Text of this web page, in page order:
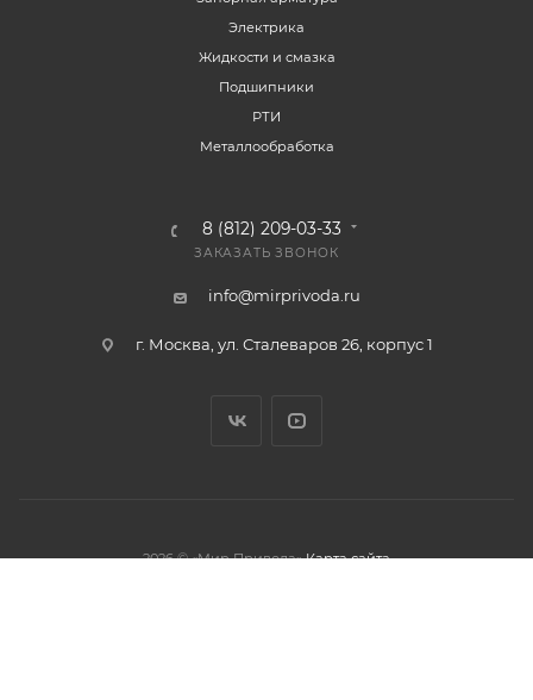
Электрика
Жидкости и смазка
Подшипники
РТИ
Металлообработка
8 (812) 209-03-33
ЗАКАЗАТЬ ЗВОНОК
info@mirprivoda.ru
г. Москва, ул. Сталеваров 26, корпус 1
2026 © «Мир Привода» Карта сайта